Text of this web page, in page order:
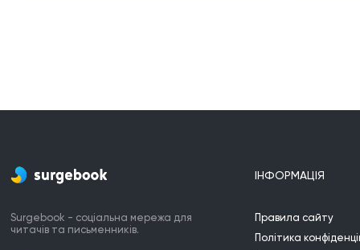
Surgebook - соціальна мережа для
читачів та письменників.
ІНФОРМАЦІЯ
Правила сайту
Політика